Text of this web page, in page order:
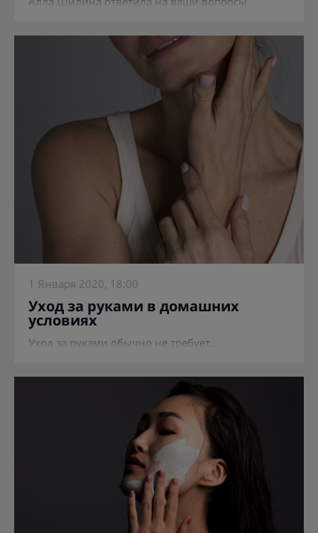
1 Января 2020, 18:00
Уход за руками в домашних
условиях
Уход за руками обычно не требует...